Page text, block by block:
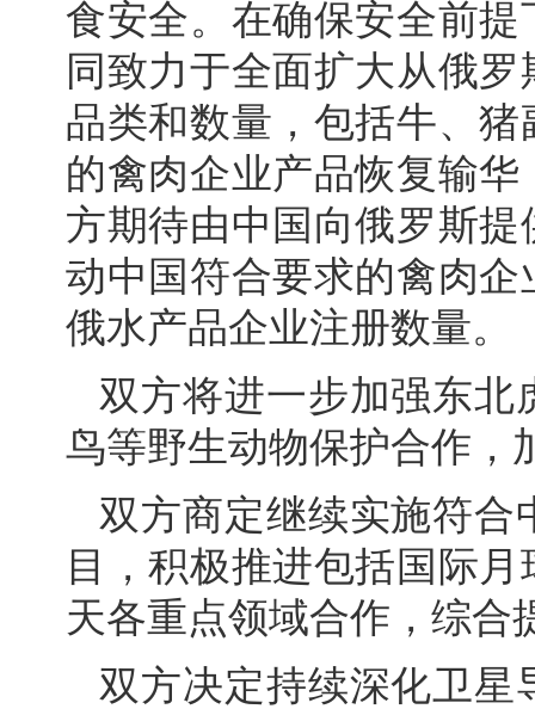
食安全。在确保安全前
同致力于全面扩大从俄
品类和数量，包括牛、
的禽肉企业产品恢复输
方期待由中国向俄罗斯
动中国符合要求的禽肉
俄水产品企业注册数量。
双方将进一步加强东北
鸟等野生动物保护合作，
双方商定继续实施符合
目，积极推进包括国际
天各重点领域合作，综合
双方决定持续深化卫星